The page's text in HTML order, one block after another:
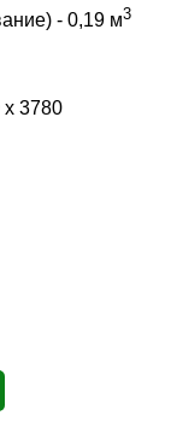
- 0,19 м3
3780
KOMATSU